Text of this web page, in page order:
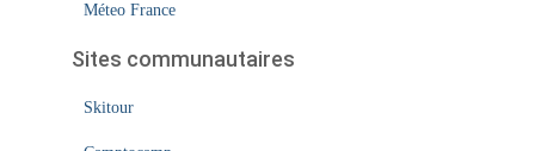
Méteo France
Sites communautaires
Skitour